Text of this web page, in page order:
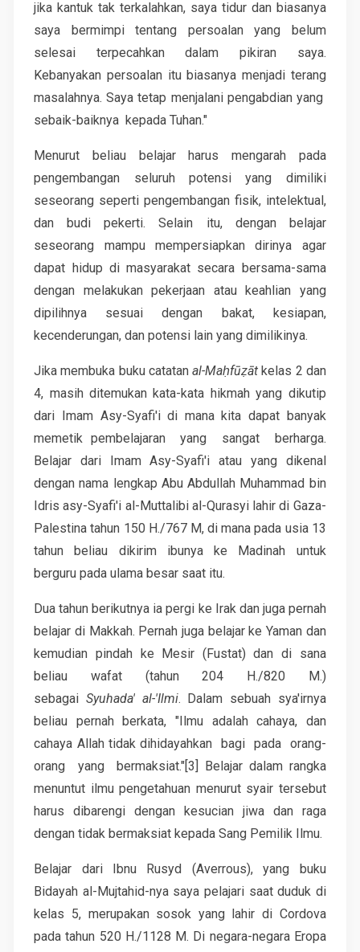
jika kantuk tak terkalahkan, saya tidur dan biasanya
saya bermimpi tentang persoalan yang belum
selesai terpecahkan dalam pikiran saya.
Kebanyakan persoalan itu biasanya menjadi terang
masalahnya. Saya tetap menjalani pengabdian yang
sebaik-baiknya kepada Tuhan."
Menurut beliau belajar harus mengarah pada
pengembangan seluruh potensi yang dimiliki
seseorang seperti pengembangan fisik, intelektual,
dan budi pekerti. Selain itu, dengan belajar
seseorang mampu mempersiapkan dirinya agar
dapat hidup di masyarakat secara bersama-sama
dengan melakukan pekerjaan atau keahlian yang
dipilihnya sesuai dengan bakat, kesiapan,
kecenderungan, dan potensi lain yang dimilikinya.
Jika membuka buku catatanal-Maḥfūẓāt kelas 2 dan
4, masih ditemukan kata-kata hikmah yang dikutip
dari Imam Asy-Syafi'i di mana kita dapat banyak
memetik pembelajaran yang sangat berharga.
Belajar dari Imam Asy-Syafi'i atau yang dikenal
dengan nama lengkap Abu Abdullah Muhammad bin
Idris asy-Syafi'i al-Muttalibi al-Qurasyi lahir di Gaza-
Palestina tahun 150 H./767 M, di mana pada usia 13
tahun beliau dikirim ibunya ke Madinah untuk
berguru pada ulama besar saat itu.
Dua tahun berikutnya ia pergi ke Irak dan juga pernah
belajar di Makkah. Pernah juga belajar ke Yaman dan
kemudian pindah ke Mesir (Fustat) dan di sana
beliau wafat (tahun 204 H./820 M.)
sebagai Syuhada' al-'Ilmi. Dalam sebuah sya'irnya
beliau pernah berkata, "Ilmu adalah cahaya, dan
cahaya Allah tidak dihidayahkan bagi pada orang-
orang yang bermaksiat."[3] Belajar dalam rangka
menuntut ilmu pengetahuan menurut syair tersebut
harus dibarengi dengan kesucian jiwa dan raga
dengan tidak bermaksiat kepada Sang Pemilik Ilmu.
Belajar dari Ibnu Rusyd (Averrous), yang buku
Bidayah al-Mujtahid-nya saya pelajari saat duduk di
kelas 5, merupakan sosok yang lahir di Cordova
pada tahun 520 H./1128 M. Di negara-negara Eropa